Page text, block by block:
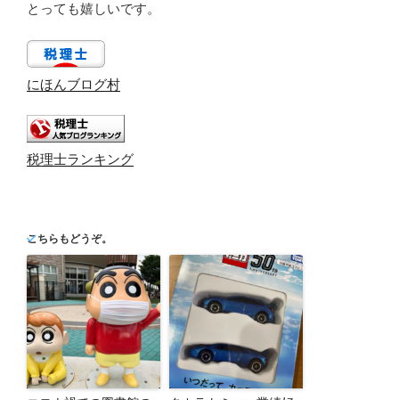
とっても嬉しいです。
にほんブログ村
税理士ランキング
こちらもどうぞ。